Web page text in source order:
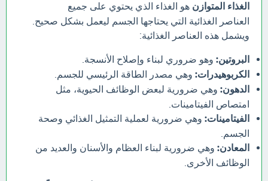
الغذاء المتوازن هو الغذاء الذي يحتوي على جميع
العناصر الغذائية التي يحتاجها الجسم ليعمل بشكل صحيح.
ويشمل هذه العناصر الغذائية:
البروتين: وهو ضروري لبناء وإصلاح الأنسجة.
الكربوهيدرات: وهي مصدر الطاقة الرئيسي للجسم.
الدهون: وهي ضرورية لبعض الوظائف الحيوية، مثل
امتصاص الفيتامينات.
الفيتامينات: وهي ضرورية لعملية التمثيل الغذائي وصحة
الجسم.
المعادن: وهي ضرورية لبناء العظام والأسنان والعديد من
الوظائف الأخرى.